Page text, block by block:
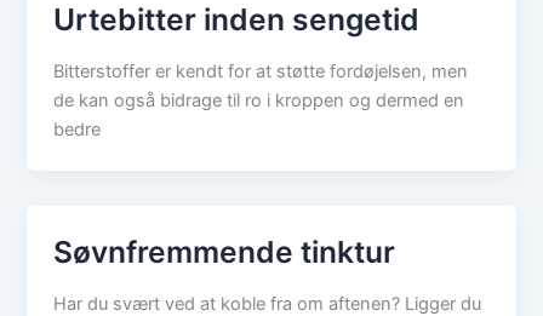
Urtebitter inden sengetid
Bitterstoffer er kendt for at støtte fordøjelsen, men
de kan også bidrage til ro i kroppen og dermed en
bedre
Søvnfremmende tinktur
Har du svært ved at koble fra om aftenen? Ligger du